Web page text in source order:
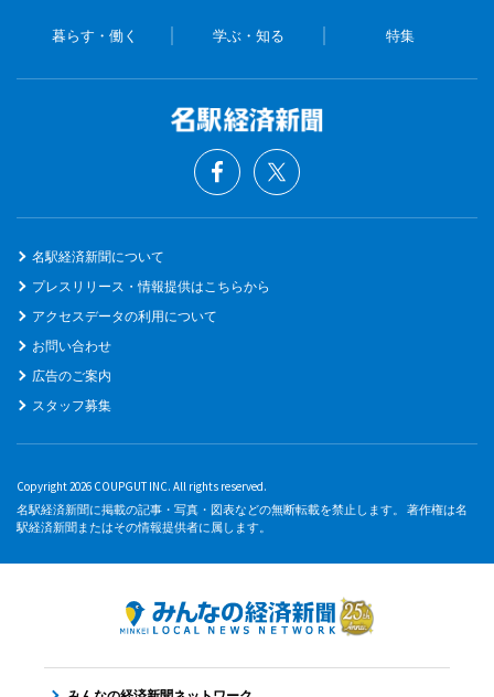
暮らす・働く 学ぶ・知る 特集
名駅経済新聞について
プレスリリース・情報提供はこちらから
アクセスデータの利用について
お問い合わせ
広告のご案内
スタッフ募集
Copyright 2026 COUPGUT INC. All rights reserved.
名駅経済新聞に掲載の記事・写真・図表などの無断転載を禁止します。 著作権は名
駅経済新聞またはその情報提供者に属します。